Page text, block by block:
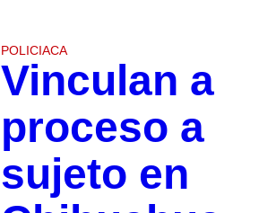
POLICIACA
Vinculan a
proceso a
sujeto en